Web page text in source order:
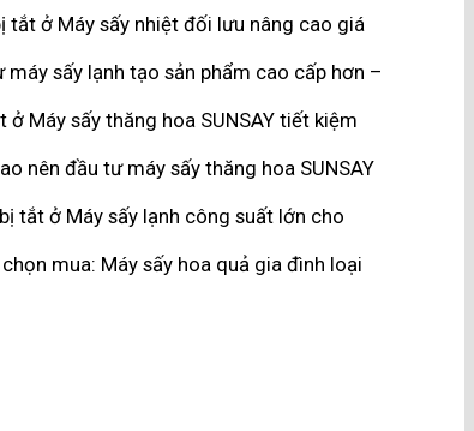
tắtở Máy sấy nhiệt đối lưu nâng cao giá
máy sấy lạnh tạo sản phẩm cao cấp hơn –
ở Máy sấy thăng hoa SUNSAY tiết kiệm
nên đầu tư máy sấy thăng hoa SUNSAY
tắtở Máy sấy lạnh công suất lớn cho
mua: Máy sấy hoa quả gia đình loại